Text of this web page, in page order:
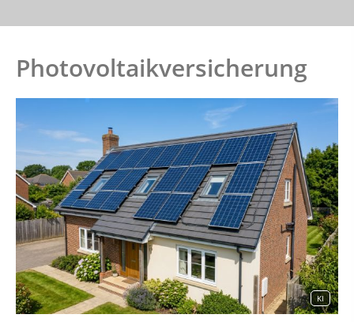
Photovoltaikversicherung
KI